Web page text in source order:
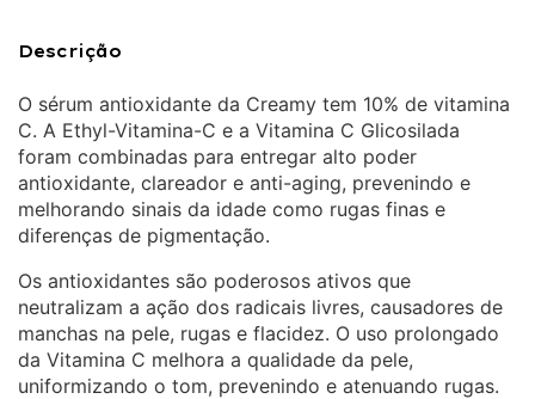
Descrição
O sérum antioxidante da Creamy tem 10% de vitamina
C. A Ethyl-Vitamina-C e a Vitamina C Glicosilada
foram combinadas para entregar alto poder
antioxidante, clareador e anti-aging, prevenindo e
melhorando sinais da idade como rugas finas e
diferenças de pigmentação.
Os antioxidantes são poderosos ativos que
neutralizam a ação dos radicais livres, causadores de
manchas na pele, rugas e flacidez. O uso prolongado
da Vitamina C melhora a qualidade da pele,
uniformizando o tom, prevenindo e atenuando rugas.